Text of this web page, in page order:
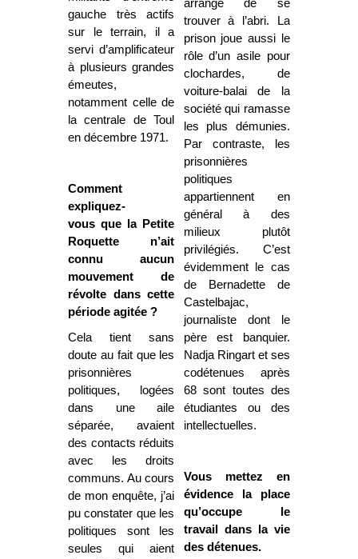
gauche très actifs
sur le terrain, il a
servi d’amplificateur
à plusieurs grandes
émeutes,
notamment celle de
la centrale de Toul
en décembre 1971.
Comment
expliquez-
vous que la Petite
Roquette n’ait
connu aucun
mouvement de
révolte dans cette
période agitée ?
Cela tient sans
doute au fait que les
prisonnières
politiques, logées
dans une aile
séparée, avaient
des contacts réduits
avec les droits
communs. Au cours
de mon enquête, j’ai
pu constater que les
politiques sont les
seules qui aient
arrange de se
trouver à l’abri. La
prison joue aussi le
rôle d’un asile pour
clochardes, de
voiture-balai de la
société qui ramasse
les plus démunies.
Par contraste, les
prisonnières
politiques
appartiennent en
général à des
milieux plutôt
privilégiés. C’est
évidemment le cas
de Bernadette de
Castelbajac,
journaliste dont le
père est banquier.
Nadja Ringart et ses
codétenues après
68 sont toutes des
étudiantes ou des
intellectuelles.
Vous mettez en
évidence la place
qu’occupe le
travail dans la vie
des détenues.